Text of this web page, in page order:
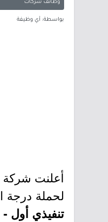
وظائف شركات
بواسطة: أي وظيفة
أعلنت شركة
لحملة درجة
تنفيذي أول -